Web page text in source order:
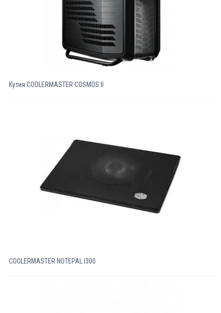
Кутия COOLERMASTER COSMOS II
COOLERMASTER NOTEPAL I300